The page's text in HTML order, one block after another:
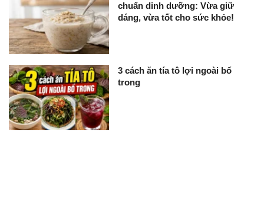
chuẩn dinh dưỡng: Vừa giữ
dáng, vừa tốt cho sức khỏe!
3 cách ăn tía tô lợi ngoài bổ
trong